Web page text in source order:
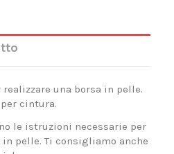
una borsa in pelle.
cintura.
le istruzioni necessarie per
pelle. Ti consigliamo anche